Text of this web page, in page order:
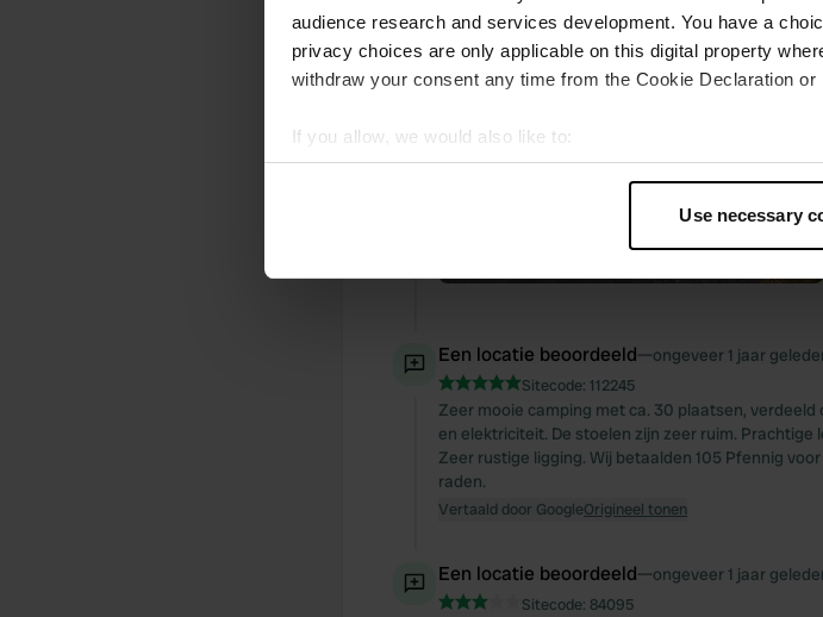
audience research and services development. You have a
privacy choices are only applicable on this digital property
withdraw your consent any time from the Cookie Declaration
If you allow, we would also like to:
Collect information about your geographical location
Find out more about how your personal data is processed and
We use cookies to personalise content and ads, to provide
other information that you’ve provided to them or that they’ve
Use necessary
Een locatie beoordeeld—ongeveer 1 jaar
Sitecode: 112245
Zeer mooie camping met ca. 30 plaatsen,
en elektriciteit. De stoelen zijn zeer ruim.
Zeer rustige ligging. Wij betaalden 105 Pfennig
raden.
Vertaald door GoogleOrigineel tonen
Een locatie beoordeeld—ongeveer 1 jaar
Sitecode: 84095